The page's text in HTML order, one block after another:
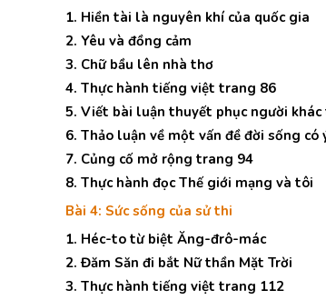
1. Hiền tài là nguyên khí của quốc gia
2. Yêu và đồng cảm
3. Chữ bầu lên nhà thơ
4. Thực hành tiếng việt trang 86
5. Viết bài luận thuyết phục người
6. Thảo luận về một vấn đề đời sống có
7. Củng cố mở rộng trang 94
8. Thực hành đọc Thế giới mạng và tôi
Bài 4: Sức sống của sử thi
1. Héc-to từ biệt Ăng-đrô-mác
2. Đăm Săn đi bắt Nữ thần Mặt Trời
3. Thực hành tiếng việt trang 112